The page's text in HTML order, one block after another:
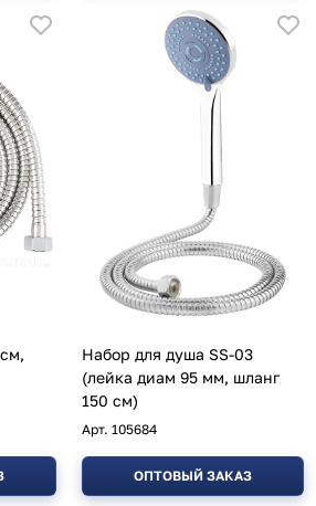
Набор для душа SS-03
(лейка диам 95 мм, шланг
150 см)
Арт. 105684
ОПТОВЫЙ ЗАКАЗ